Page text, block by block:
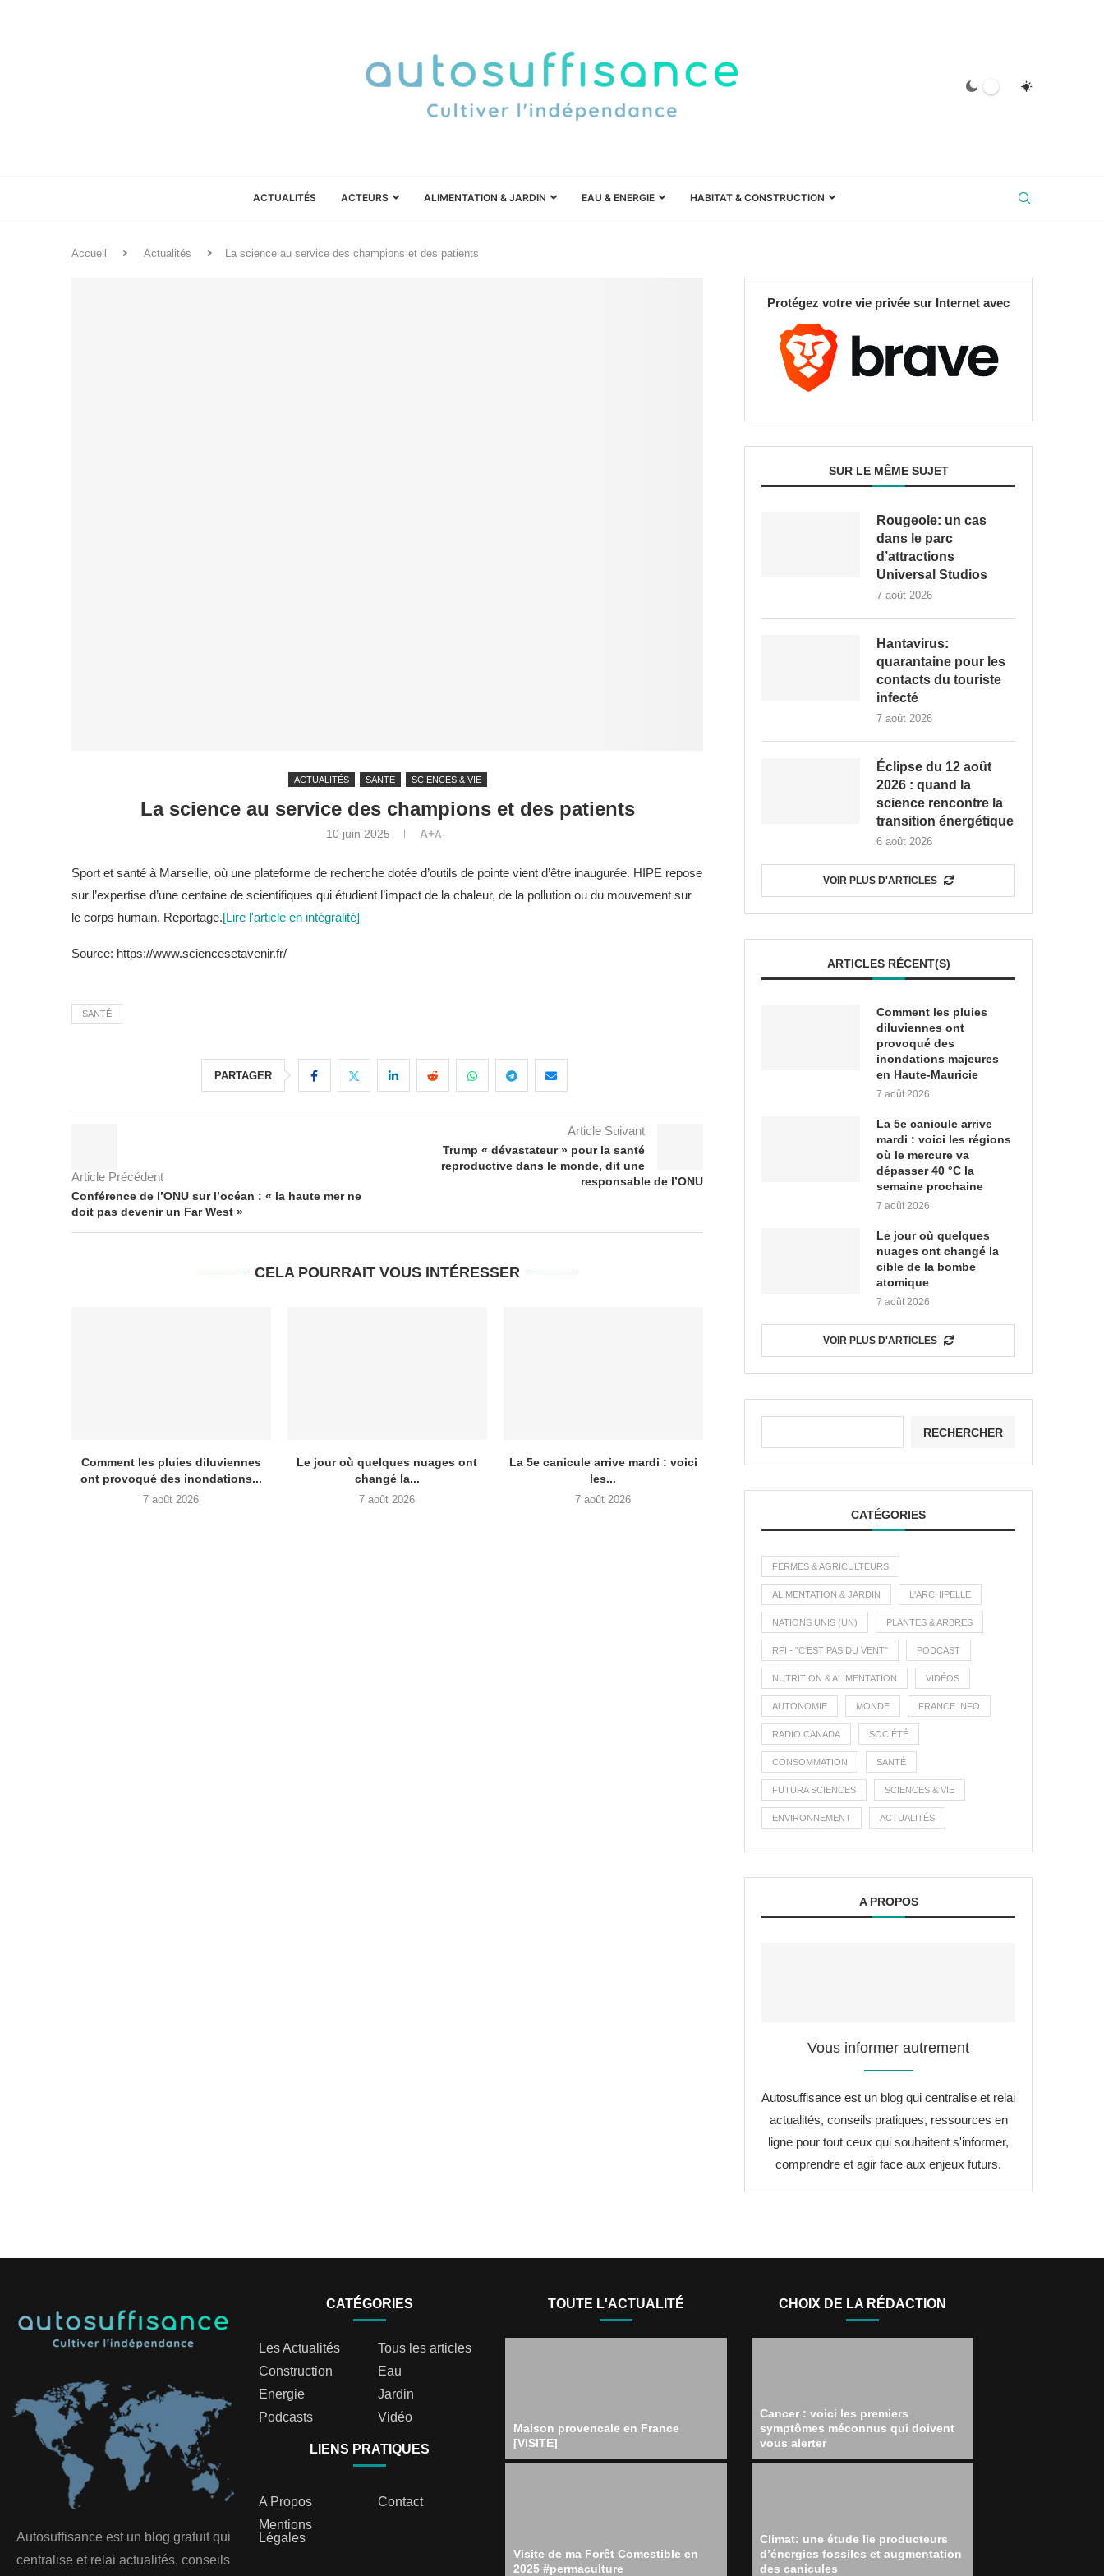
ACTUALITÉS ACTEURS ALIMENTATION & JARDIN EAU & ENERGIE HABITAT & CONSTRUCTION
Accueil Actualités La science au service des champions et des patients
ACTUALITÉS SANTÉ SCIENCES & VIE
La science au service des champions et des patients
10 juin 2025 A+A-
Sport et santé à Marseille, où une plateforme de recherche dotée d’outils de pointe vient d’être inaugurée. HIPE repose
sur l’expertise d’une centaine de scientifiques qui étudient l’impact de la chaleur, de la pollution ou du mouvement sur
le corps humain. Reportage.[Lire l'article en intégralité]
Source: https://www.sciencesetavenir.fr/
SANTÉ
PARTAGER
Article Précédent
Conférence de l’ONU sur l’océan : « la haute mer ne
doit pas devenir un Far West »
Article Suivant
Trump « dévastateur » pour la santé
reproductive dans le monde, dit une
responsable de l’ONU
CELA POURRAIT VOUS INTÉRESSER
Comment les pluies diluviennes
ont provoqué des inondations...
7 août 2026
Le jour où quelques nuages ont
changé la...
7 août 2026
La 5e canicule arrive mardi : voici
les...
7 août 2026
Protégez votre vie privée sur Internet avec
SUR LE MÊME SUJET
Rougeole: un cas
dans le parc
d’attractions
Universal Studios
7 août 2026
Hantavirus:
quarantaine pour les
contacts du touriste
infecté
7 août 2026
Éclipse du 12 août
2026 : quand la
science rencontre la
transition énergétique
6 août 2026
VOIR PLUS D'ARTICLES
ARTICLES RÉCENT(S)
Comment les pluies
diluviennes ont
provoqué des
inondations majeures
en Haute-Mauricie
7 août 2026
La 5e canicule arrive
mardi : voici les régions
où le mercure va
dépasser 40 °C la
semaine prochaine
7 août 2026
Le jour où quelques
nuages ont changé la
cible de la bombe
atomique
7 août 2026
VOIR PLUS D'ARTICLES
RECHERCHER
CATÉGORIES
FERMES & AGRICULTEURS
ALIMENTATION & JARDIN L'ARCHIPELLE
NATIONS UNIS (UN) PLANTES & ARBRES
RFI - "C'EST PAS DU VENT" PODCAST
NUTRITION & ALIMENTATION VIDÉOS
AUTONOMIE MONDE FRANCE INFO
RADIO CANADA SOCIÉTÉ
CONSOMMATION SANTÉ
FUTURA SCIENCES SCIENCES & VIE
ENVIRONNEMENT ACTUALITÉS
A PROPOS
Vous informer autrement
Autosuffisance est un blog qui centralise et relai
actualités, conseils pratiques, ressources en
ligne pour tout ceux qui souhaitent s'informer,
comprendre et agir face aux enjeux futurs.
Autosuffisance est un blog gratuit qui
centralise et relai actualités, conseils
CATÉGORIES
Les Actualités
Tous les articles
Construction
Eau
Energie
Jardin
Podcasts
Vidéo
LIENS PRATIQUES
A Propos
Contact
Mentions
Légales
TOUTE L'ACTUALITÉ
Maison provencale en France
[VISITE]
Visite de ma Forêt Comestible en
2025 #permaculture
CHOIX DE LA RÉDACTION
Cancer : voici les premiers
symptômes méconnus qui doivent
vous alerter
Climat: une étude lie producteurs
d’énergies fossiles et augmentation
des canicules